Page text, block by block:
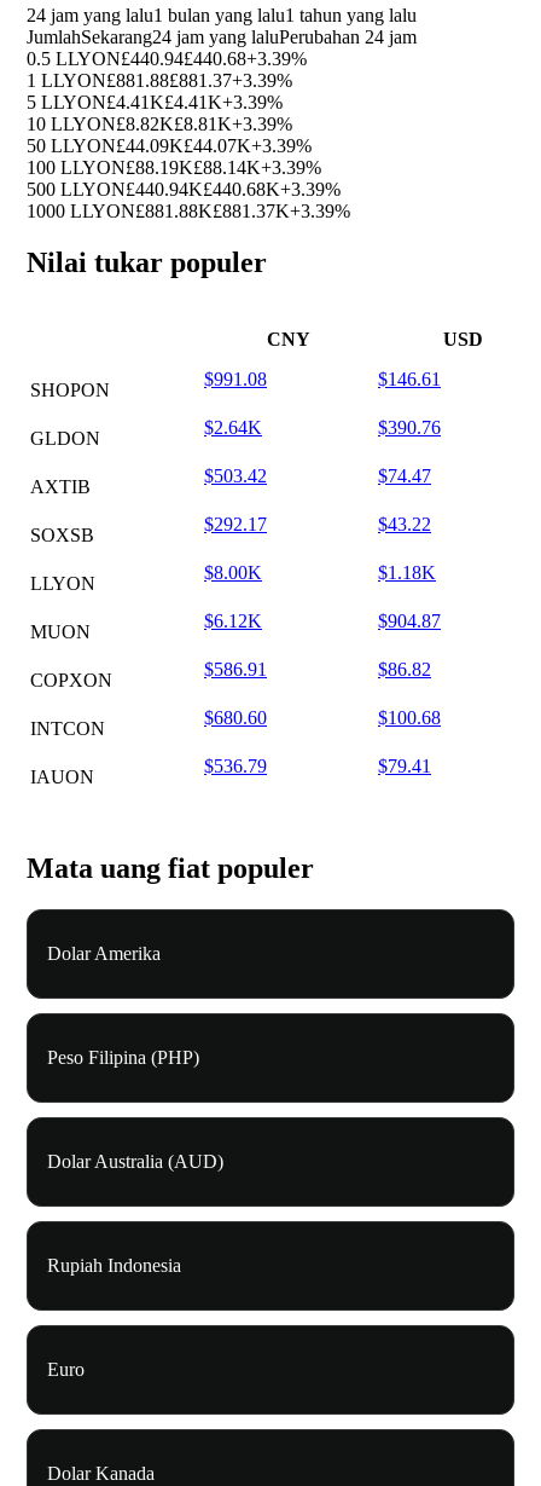
24 jam yang lalu1 bulan yang lalu1 tahun yang lalu
JumlahSekarang24 jam yang laluPerubahan 24 jam
0.5 LLYON£440.94£440.68+3.39%
1 LLYON£881.88£881.37+3.39%
5 LLYON£4.41K£4.41K+3.39%
10 LLYON£8.82K£8.81K+3.39%
50 LLYON£44.09K£44.07K+3.39%
100 LLYON£88.19K£88.14K+3.39%
500 LLYON£440.94K£440.68K+3.39%
1000 LLYON£881.88K£881.37K+3.39%
Nilai tukar populer
CNY USD
SHOPON
$991.08 $146.61
GLDON
$2.64K $390.76
AXTIB
$503.42 $74.47
SOXSB
$292.17 $43.22
LLYON
$8.00K $1.18K
MUON
$6.12K $904.87
COPXON
$586.91 $86.82
INTCON
$680.60 $100.68
IAUON
$536.79 $79.41
Mata uang fiat populer
Dolar Amerika
Peso Filipina (PHP)
Dolar Australia (AUD)
Rupiah Indonesia
Euro
Dolar Kanada